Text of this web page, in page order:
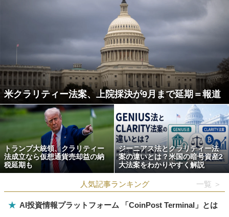
米クラリティー法案、上院採決が9月まで延期＝報道
トランプ大統領、クラリティー
法成立なら仮想通貨売却益の納
税延期も
ジーニアス法とクラリティー法
案の違いとは？米国の暗号資産2
大法案をわかりやすく解説
人気記事ランキング 一覧 ＞
★ AI投資情報プラットフォーム 「CoinPost Terminal」とは